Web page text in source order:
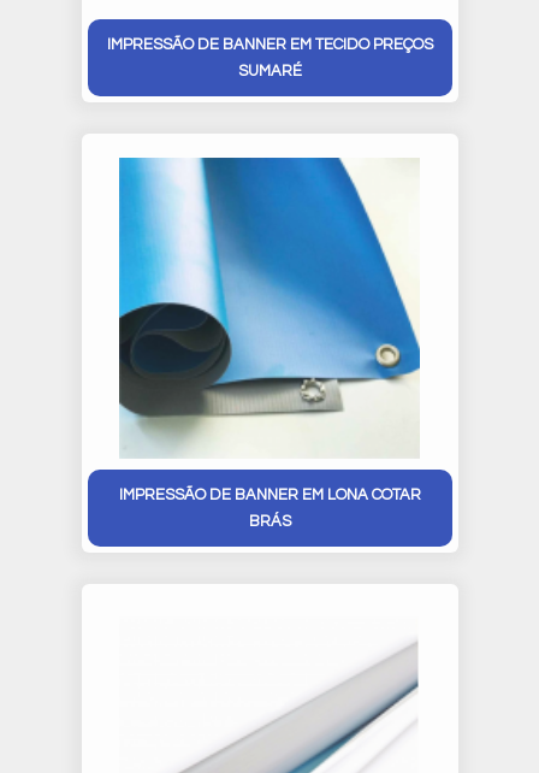
IMPRESSÃO DE BANNER EM TECIDO PREÇOS
SUMARÉ
IMPRESSÃO DE BANNER EM LONA COTAR
BRÁS